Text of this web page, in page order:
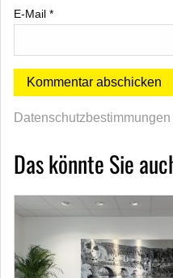
E-Mail *
Datenschutzbestimmungen
Das könnte Sie